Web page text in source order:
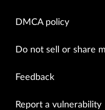
DMCA policy
Do not sell or share
Feedback
Report a vulnerability